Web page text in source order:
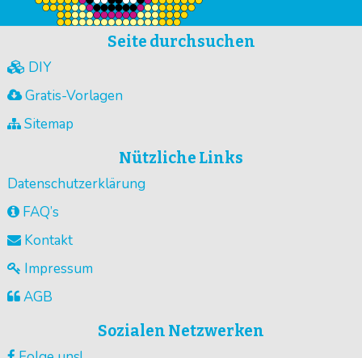
Seite durchsuchen
DIY
Gratis-Vorlagen
Sitemap
Nützliche Links
Datenschutzerklärung
FAQ’s
Kontakt
Impressum
AGB
Sozialen Netzwerken